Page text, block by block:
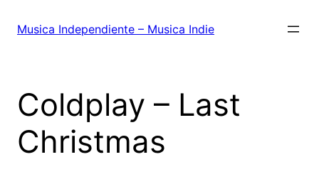
Musica Independiente – Musica Indie
Coldplay – Last
Christmas